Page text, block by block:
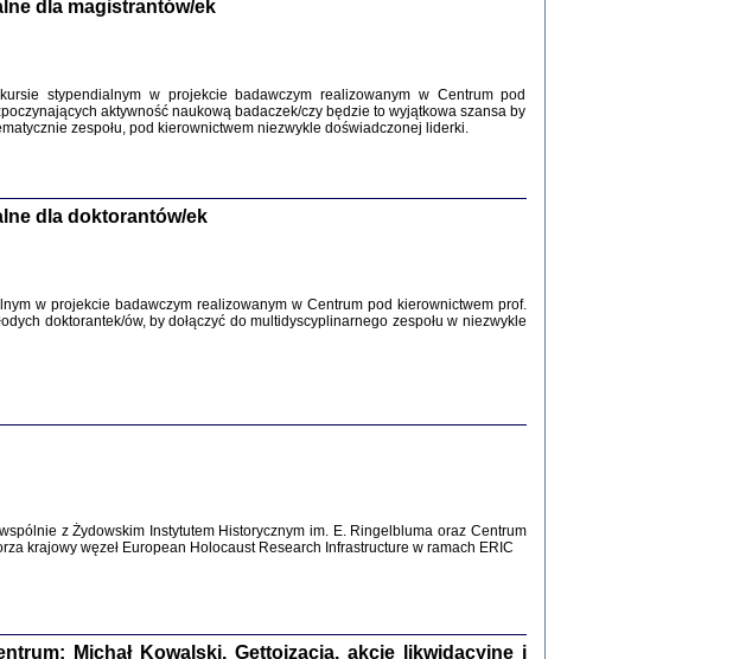
Warszawie
Warszawa 2016
SZCZĘŚCIE JEST POSIADAĆ DOM POD ZIEMIĄ ...
dla magistrantów/ek
stypendialnym w projekcie badawczym realizowanym w Centrum pod
aktywność naukową badaczek/czy będzie to wyjątkowa szansa by
zespołu, pod kierownictwem niezwykle doświadczonej liderki.
dla doktorantów/ek
w projekcie badawczym realizowanym w Centrum pod kierownictwem prof.
doktorantek/ów, by dołączyć do multidyscyplinarnego zespołu w niezwykle
z Żydowskim Instytutem Historycznym im. E. Ringelbluma oraz Centrum
krajowy węzeł European Holocaust Research Infrastructure w ramach ERIC
Michał Kowalski, Gettoizacja, akcje likwidacyjne i